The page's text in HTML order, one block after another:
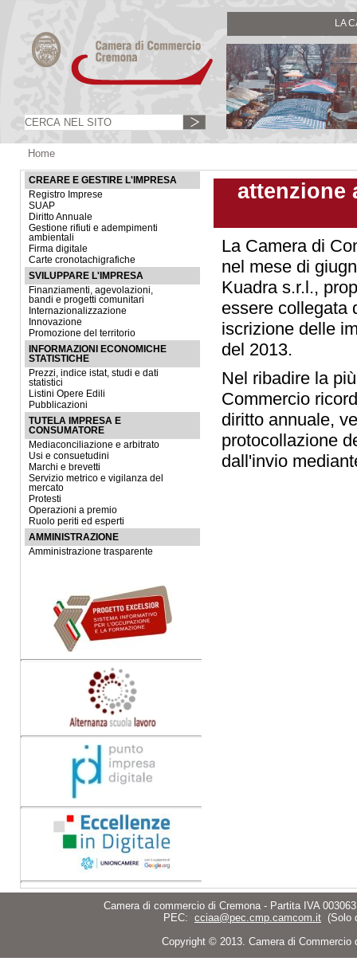
LA
Home
CREARE E GESTIRE L'IMPRESA
Registro Imprese
SUAP
Diritto Annuale
Gestione rifiuti e adempimenti
ambientali
Firma digitale
Carte cronotachigrafiche
SVILUPPARE L'IMPRESA
Finanziamenti, agevolazioni,
bandi e progetti comunitari
Internazionalizzazione
Innovazione
Promozione del territorio
INFORMAZIONI ECONOMICHE
STATISTICHE
Prezzi, indice istat, studi e dati
statistici
Listini Opere Edili
Pubblicazioni
TUTELA IMPRESA E
CONSUMATORE
Mediaconciliazione e arbitrato
Usi e consuetudini
Marchi e brevetti
Servizio metrico e vigilanza del
mercato
Protesti
Operazioni a premio
Ruolo periti ed esperti
AMMINISTRAZIONE
Amministrazione trasparente
attenzione
La Camera di
nel mese di
Kuadra s.r.l.,
essere collegata
iscrizione delle
del 2013.
Nel ribadire la
Commercio
diritto annuale,
protocollazione
dall'invio
Camera di commercio di Cremona - Partita IVA
PEC: cciaa@pec.cmp.camcom.it (Solo
Copyright © 2013. Camera di